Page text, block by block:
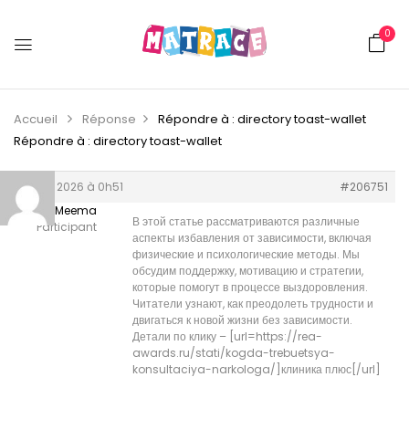
0
Accueil Réponse
Répondre à : directory toast-wallet
Répondre à : directory toast-wallet
13 juin 2026 à 0h51
#206751
BlakeMeema
Participant
В этой статье рассматриваются различные
аспекты избавления от зависимости, включая
физические и психологические методы. Мы
обсудим поддержку, мотивацию и стратегии,
которые помогут в процессе выздоровления.
Читатели узнают, как преодолеть трудности и
двигаться к новой жизни без зависимости.
Детали по клику – [url=https://rea-
awards.ru/stati/kogda-trebuetsya-
konsultaciya-narkologa/]клиника плюс[/url]